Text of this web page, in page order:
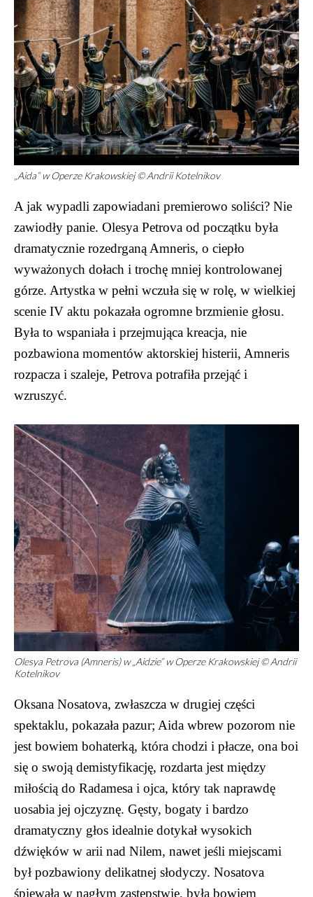
„Aida” w Operze Krakowskiej © Andrii Kotelnikov
A jak wypadli zapowiadani premierowo soliści? Nie
zawiodły panie. Olesya Petrova od początku była
dramatycznie rozedrganą Amneris, o ciepło
wyważonych dołach i trochę mniej kontrolowanej
górze. Artystka w pełni wczuła się w rolę, w wielkiej
scenie IV aktu pokazała ogromne brzmienie głosu.
Była to wspaniała i przejmująca kreacja, nie
pozbawiona momentów aktorskiej histerii, Amneris
rozpacza i szaleje, Petrova potrafiła przejąć i
wzruszyć.
Olesya Petrova (Amneris) w „Aidzie” w Operze Krakowskiej © Andrii
Kotelnikov
Oksana Nosatova, zwłaszcza w drugiej części
spektaklu, pokazała pazur; Aida wbrew pozorom nie
jest bowiem bohaterką, która chodzi i płacze, ona boi
się o swoją demistyfikację, rozdarta jest między
miłością do Radamesa i ojca, który tak naprawdę
uosabia jej ojczyznę. Gęsty, bogaty i bardzo
dramatyczny głos idealnie dotykał wysokich
dźwięków w arii nad Nilem, nawet jeśli miejscami
był pozbawiony delikatnej słodyczy. Nosatova
śpiewała w nagłym zastępstwie, była bowiem